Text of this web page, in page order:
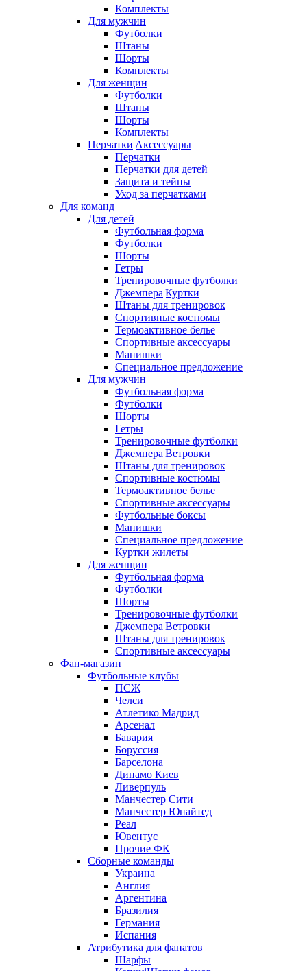
Комплекты
Для мужчин
Футболки
Штаны
Шорты
Комплекты
Для женщин
Футболки
Штаны
Шорты
Комплекты
Перчатки|Аксессуары
Перчатки
Перчатки для детей
Защита и тейпы
Уход за перчатками
Для команд
Для детей
Футбольная форма
Футболки
Шорты
Гетры
Тренировочные футболки
Джемпера|Куртки
Штаны для тренировок
Спортивные костюмы
Термоактивное белье
Спортивные аксессуары
Манишки
Специальное предложение
Для мужчин
Футбольная форма
Футболки
Шорты
Гетры
Тренировочные футболки
Джемпера|Ветровки
Штаны для тренировок
Спортивные костюмы
Термоактивное белье
Спортивные аксессуары
Футбольные боксы
Манишки
Специальное предложение
Куртки жилеты
Для женщин
Футбольная форма
Футболки
Шорты
Тренировочные футболки
Джемпера|Ветровки
Штаны для тренировок
Спортивные аксессуары
Фан-магазин
Футбольные клубы
ПСЖ
Челси
Атлетико Мадрид
Арсенал
Бавария
Боруссия
Барселона
Динамо Киев
Ливерпуль
Манчестер Сити
Манчестер Юнайтед
Реал
Ювентус
Прочие ФК
Сборные команды
Украина
Англия
Аргентина
Бразилия
Германия
Испания
Атрибутика для фанатов
Шарфы